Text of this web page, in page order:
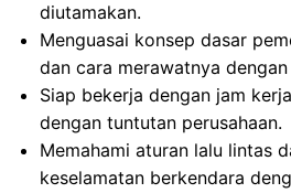
diutamakan.
Menguasai konsep dasar
dan cara merawatnya
Siap bekerja dengan jam
dengan tuntutan perusahaan.
Memahami aturan lalu lintas
keselamatan berkendara